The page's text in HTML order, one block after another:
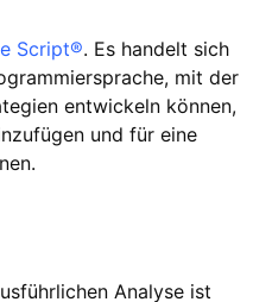
Script®. Es handelt sich
mit der
entwickeln können,
und für eine
Analyse ist